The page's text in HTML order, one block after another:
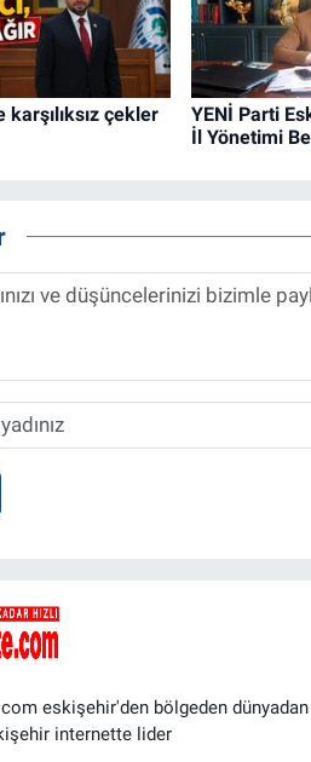
karşılıksız çekler
YENİ Parti
İl Yönetimi
eskişehir'den bölgeden dünyadan
internette lider